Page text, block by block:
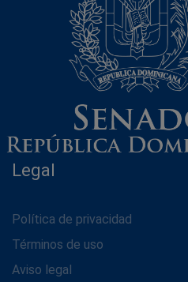
Legal
Política de privacidad
Términos de uso
Aviso legal